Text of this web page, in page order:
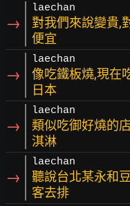
→
laechan
對我們來說變貴,
便宜
→
laechan
像吃鐵板燒,現在
日本
→
laechan
類似吃御好燒的
淇淋
→
laechan
聽說台北某永和
客去排